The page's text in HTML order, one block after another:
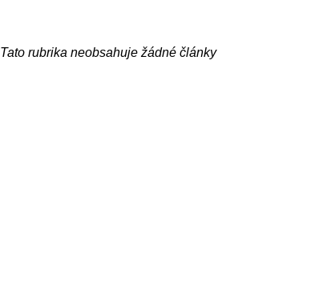
Tato rubrika neobsahuje žádné články